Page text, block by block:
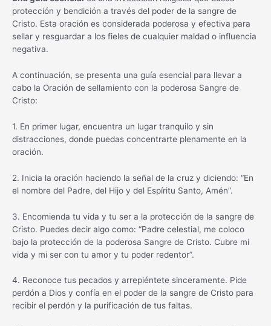
protección y bendición a través del poder de la sangre de
Cristo. Esta oración es considerada poderosa y efectiva para
sellar y resguardar a los fieles de cualquier maldad o influencia
negativa.
A continuación, se presenta una guía esencial para llevar a
cabo la Oración de sellamiento con la poderosa Sangre de
Cristo:
1. En primer lugar, encuentra un lugar tranquilo y sin
distracciones, donde puedas concentrarte plenamente en la
oración.
2. Inicia la oración haciendo la señal de la cruz y diciendo: “En
el nombre del Padre, del Hijo y del Espíritu Santo, Amén”.
3. Encomienda tu vida y tu ser a la protección de la sangre de
Cristo. Puedes decir algo como: “Padre celestial, me coloco
bajo la protección de la poderosa Sangre de Cristo. Cubre mi
vida y mi ser con tu amor y tu poder redentor”.
4. Reconoce tus pecados y arrepiéntete sinceramente. Pide
perdón a Dios y confía en el poder de la sangre de Cristo para
recibir el perdón y la purificación de tus faltas.